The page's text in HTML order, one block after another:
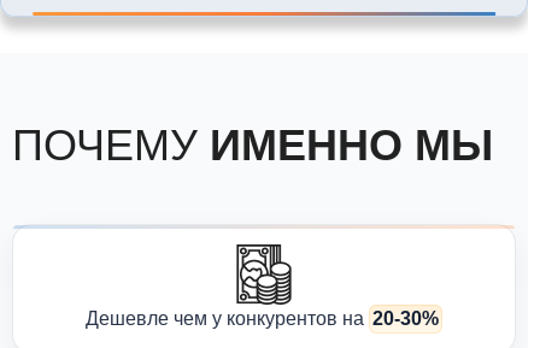
ПОЧЕМУ ИМЕННО МЫ
Дешевле чем у конкурентов на 20-30%